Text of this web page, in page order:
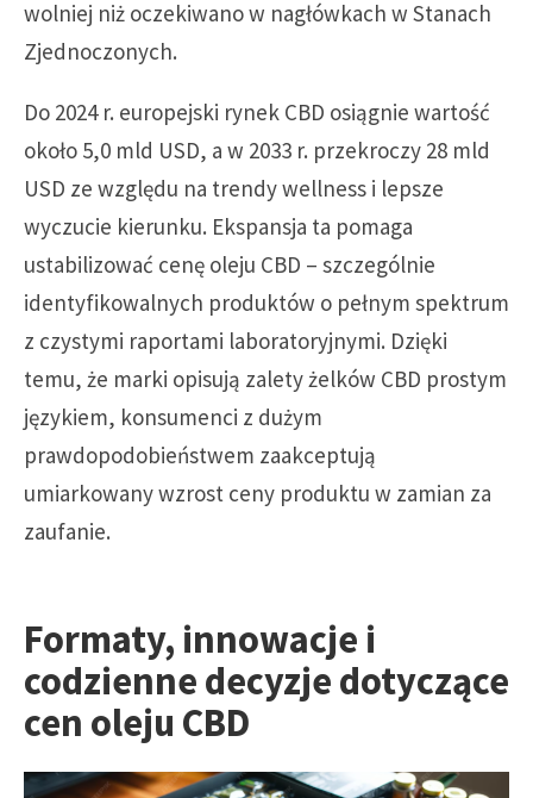
wolniej niż oczekiwano w nagłówkach w Stanach
Zjednoczonych.
Do 2024 r. europejski rynek CBD osiągnie wartość
około 5,0 mld USD, a w 2033 r. przekroczy 28 mld
USD ze względu na trendy wellness i lepsze
wyczucie kierunku. Ekspansja ta pomaga
ustabilizować cenę oleju CBD – szczególnie
identyfikowalnych produktów o pełnym spektrum
z czystymi raportami laboratoryjnymi. Dzięki
temu, że marki opisują zalety żelków CBD prostym
językiem, konsumenci z dużym
prawdopodobieństwem zaakceptują
umiarkowany wzrost ceny produktu w zamian za
zaufanie.
Formaty, innowacje i
codzienne decyzje dotyczące
cen oleju CBD